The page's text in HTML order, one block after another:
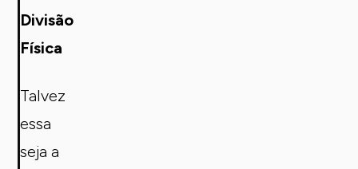
Divisão
Física
Talvez
essa
seja a